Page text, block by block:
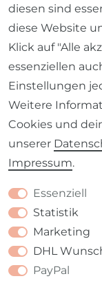
Impressum
diesen sind
diese Website
Klick auf "Alle
essenziellen
Einstellungen
Weitere
Cookies und
unserer
Impressum.
Essenziell
Statistik
Marketing
DHL
PayPal